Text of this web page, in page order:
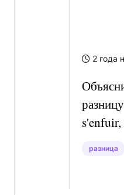
2 года
s'enfuir,
разница